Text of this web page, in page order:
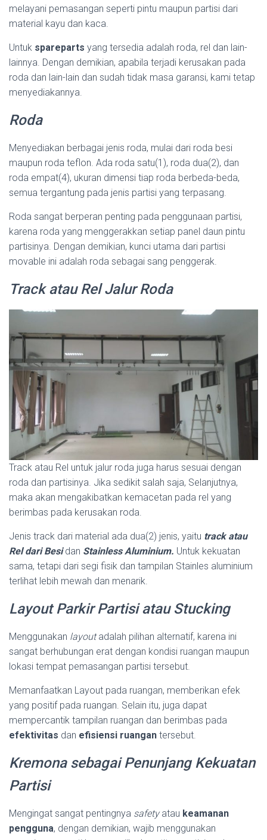
melayani pemasangan seperti pintu maupun partisi dari
material kayu dan kaca.
Untuk spareparts yang tersedia adalah roda, rel dan lain-
lainnya. Dengan demikian, apabila terjadi kerusakan pada
roda dan lain-lain dan sudah tidak masa garansi, kami tetap
menyediakannya.
Roda
Menyediakan berbagai jenis roda, mulai dari roda besi
maupun roda teflon. Ada roda satu(1), roda dua(2), dan
roda empat(4), ukuran dimensi tiap roda berbeda-beda,
semua tergantung pada jenis partisi yang terpasang.
Roda sangat berperan penting pada penggunaan partisi,
karena roda yang menggerakkan setiap panel daun pintu
partisinya. Dengan demikian, kunci utama dari partisi
movable ini adalah roda sebagai sang penggerak.
Track atau Rel Jalur Roda
Track atau Rel untuk jalur roda juga harus sesuai dengan
roda dan partisinya. Jika sedikit salah saja, Selanjutnya,
maka akan mengakibatkan kemacetan pada rel yang
berimbas pada kerusakan roda.
Jenis track dari material ada dua(2) jenis, yaitu track atau
Rel dari Besidan Stainless Aluminium. Untuk kekuatan
sama, tetapi dari segi fisik dan tampilan Stainles aluminium
terlihat lebih mewah dan menarik.
Layout Parkir Partisi atau Stucking
Menggunakan layoutadalah pilihan alternatif, karena ini
sangat berhubungan erat dengan kondisi ruangan maupun
lokasi tempat pemasangan partisi tersebut.
Memanfaatkan Layout pada ruangan, memberikan efek
yang positif pada ruangan. Selain itu, juga dapat
mempercantik tampilan ruangan dan berimbas pada
efektivitas dan efisiensi ruangan tersebut.
Kremona sebagai Penunjang Kekuatan
Partisi
Mengingat sangat pentingnya safetyatau keamanan
pengguna, dengan demikian, wajib menggunakan